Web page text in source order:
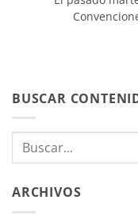
BUSCAR
ARCHIVOS